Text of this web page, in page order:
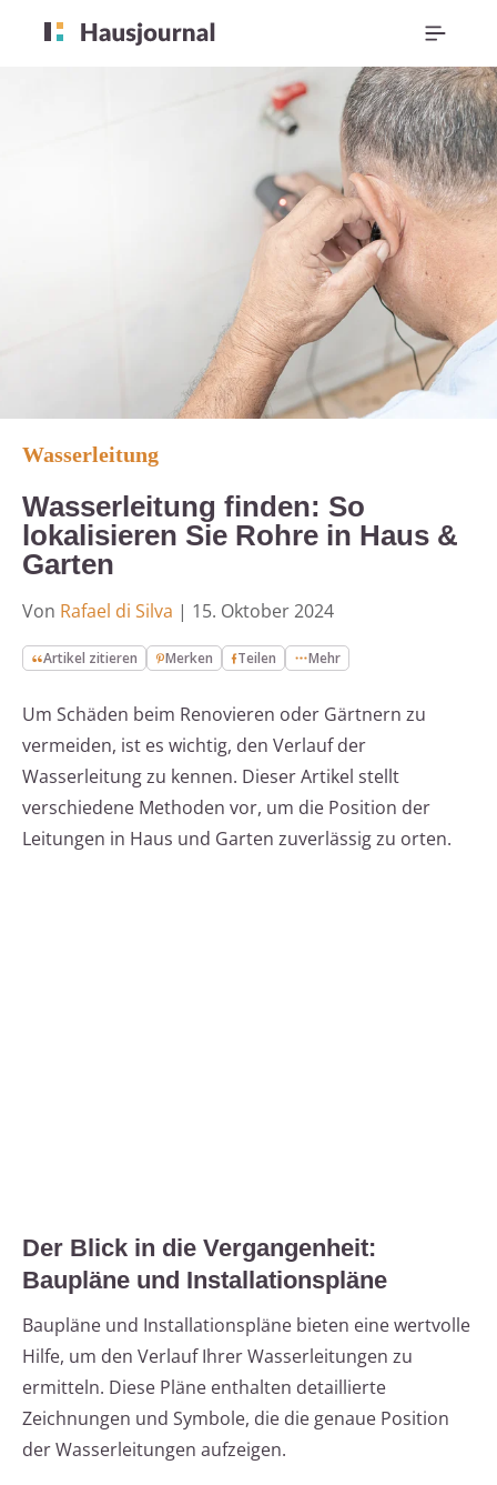
Wasserleitung
Wasserleitung finden: So
lokalisieren Sie Rohre in Haus &
Garten
Von Rafael di Silva | 15. Oktober 2024
Artikel zitieren Merken Teilen Mehr
Um Schäden beim Renovieren oder Gärtnern zu
vermeiden, ist es wichtig, den Verlauf der
Wasserleitung zu kennen. Dieser Artikel stellt
verschiedene Methoden vor, um die Position der
Leitungen in Haus und Garten zuverlässig zu orten.
Der Blick in die Vergangenheit:
Baupläne und Installationspläne
Baupläne und Installationspläne bieten eine wertvolle
Hilfe, um den Verlauf Ihrer Wasserleitungen zu
ermitteln. Diese Pläne enthalten detaillierte
Zeichnungen und Symbole, die die genaue Position
der Wasserleitungen aufzeigen.